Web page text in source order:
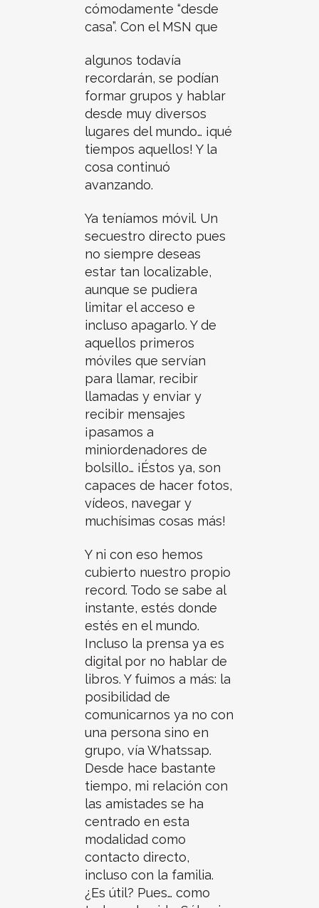
cómodamente “desde
casa”. Con el MSN que
algunos todavía
recordarán, se podían
formar grupos y hablar
desde muy diversos
lugares del mundo… ¡qué
tiempos aquellos! Y la
cosa continuó
avanzando.
Ya teníamos móvil. Un
secuestro directo pues
no siempre deseas
estar tan localizable,
aunque se pudiera
limitar el acceso e
incluso apagarlo. Y de
aquellos primeros
móviles que servían
para llamar, recibir
llamadas y enviar y
recibir mensajes
¡pasamos a
miniordenadores de
bolsillo… ¡Éstos ya, son
capaces de hacer fotos,
vídeos, navegar y
muchísimas cosas más!
Y ni con eso hemos
cubierto nuestro propio
record. Todo se sabe al
instante, estés donde
estés en el mundo.
Incluso la prensa ya es
digital por no hablar de
libros. Y fuimos a más: la
posibilidad de
comunicarnos ya no con
una persona sino en
grupo, vía Whatssap.
Desde hace bastante
tiempo, mi relación con
las amistades se ha
centrado en esta
modalidad como
contacto directo,
incluso con la familia.
¿Es útil? Pues… como